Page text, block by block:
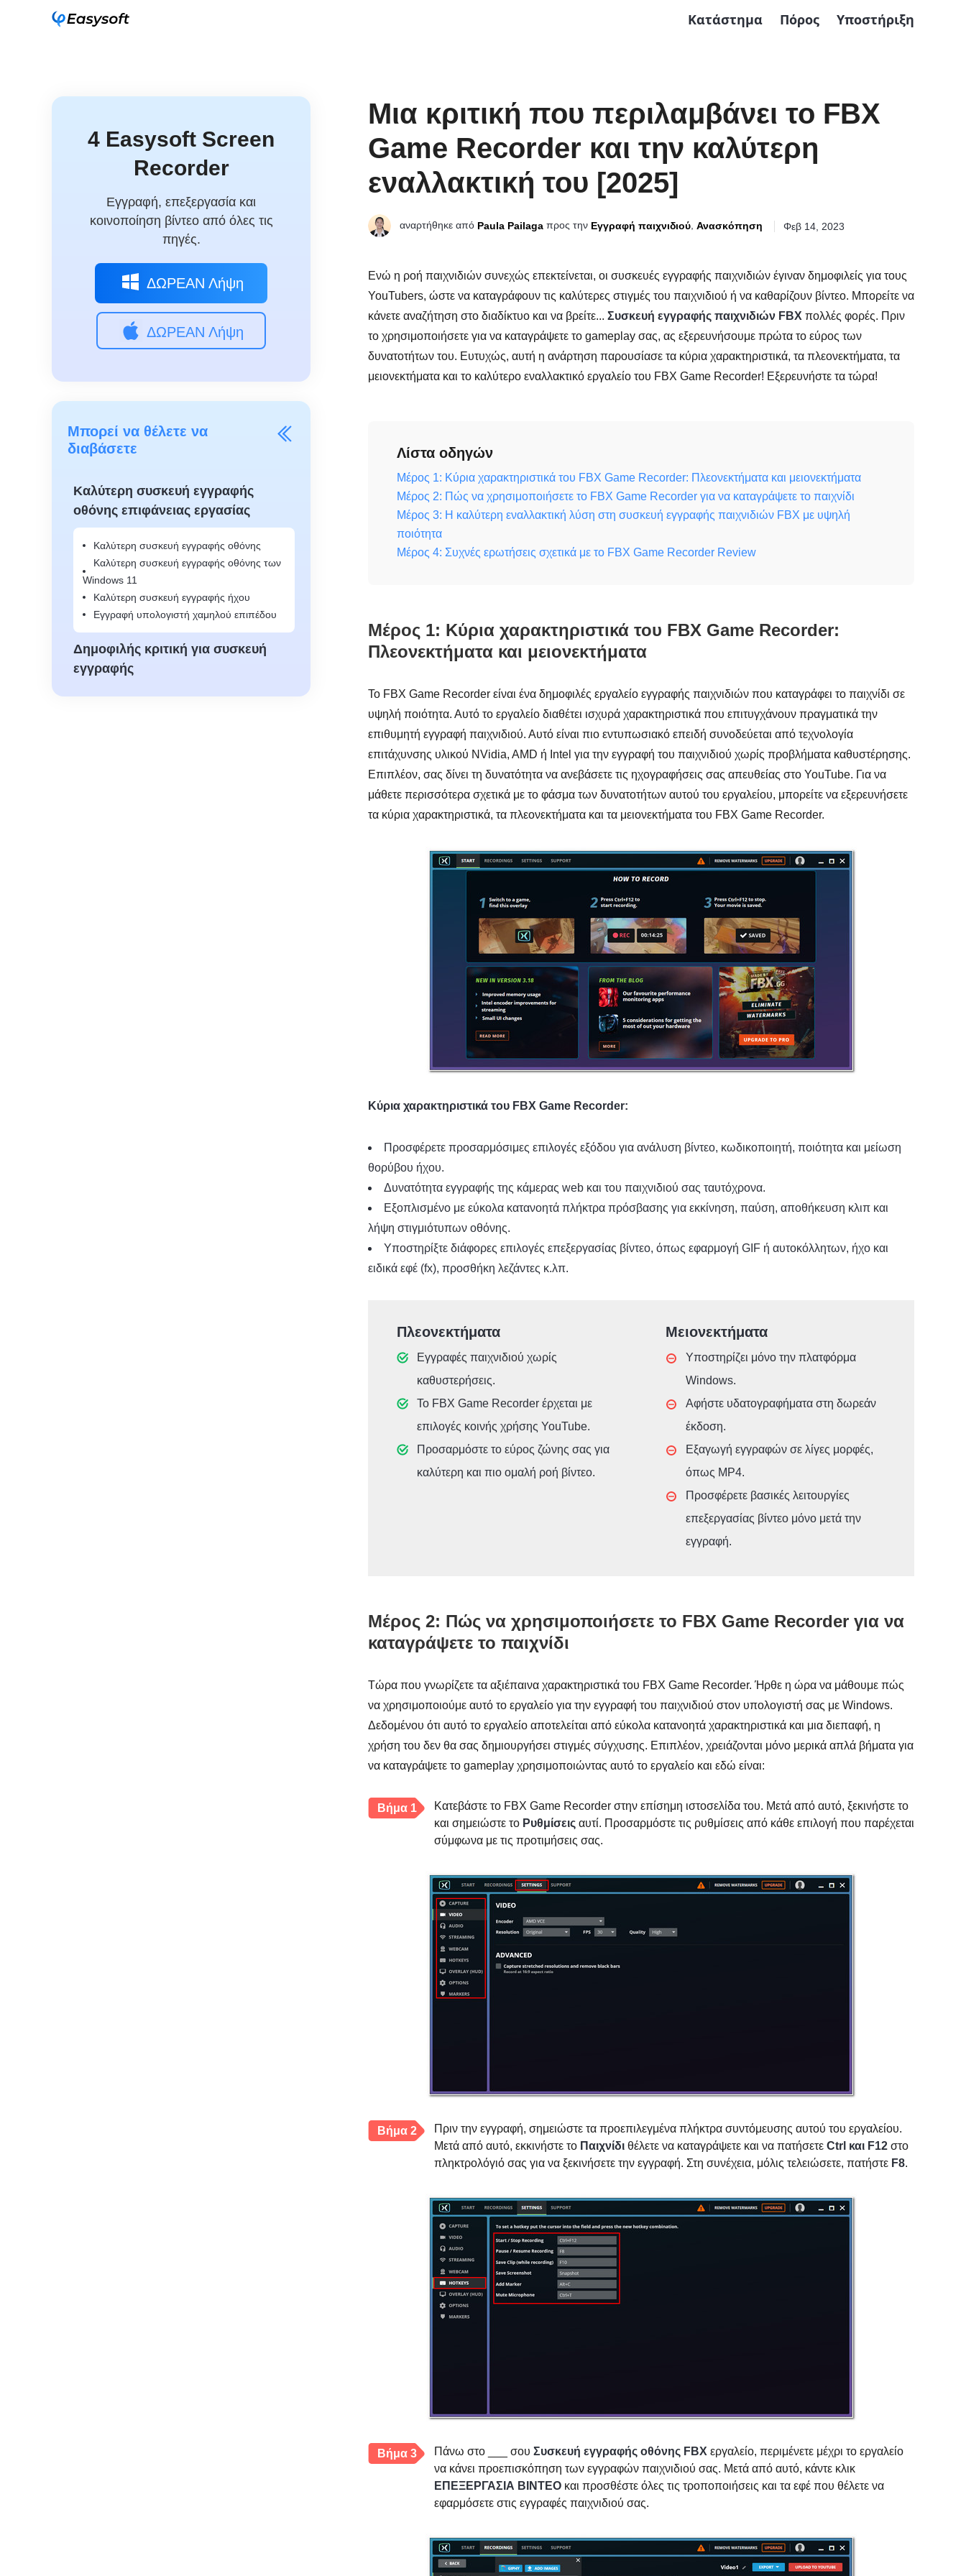
Κατάστημα Πόρος Υποστήριξη
4 Easysoft Screen
Recorder
Εγγραφή, επεξεργασία και
κοινοποίηση βίντεο από όλες τις
πηγές.
ΔΩΡΕΑΝ Λήψη
ΔΩΡΕΑΝ Λήψη
Μπορεί να θέλετε να
διαβάσετε
Καλύτερη συσκευή εγγραφής
οθόνης επιφάνειας εργασίας
Καλύτερη συσκευή εγγραφής οθόνης
Καλύτερη συσκευή εγγραφής οθόνης των
Windows 11
Καλύτερη συσκευή εγγραφής ήχου
Εγγραφή υπολογιστή χαμηλού επιπέδου
Δημοφιλής κριτική για συσκευή
εγγραφής
Μια κριτική που περιλαμβάνει το FBX
Game Recorder και την καλύτερη
εναλλακτική του [2025]
αναρτήθηκε από Paula Pailaga προς την Εγγραφή παιχνιδιού, Ανασκόπηση Φεβ 14, 2023
Ενώ η ροή παιχνιδιών συνεχώς επεκτείνεται, οι συσκευές εγγραφής παιχνιδιών έγιναν δημοφιλείς για τους
YouTubers, ώστε να καταγράφουν τις καλύτερες στιγμές του παιχνιδιού ή να καθαρίζουν βίντεο. Μπορείτε να
κάνετε αναζήτηση στο διαδίκτυο και να βρείτε... Συσκευή εγγραφής παιχνιδιών FBX πολλές φορές. Πριν
το χρησιμοποιήσετε για να καταγράψετε το gameplay σας, ας εξερευνήσουμε πρώτα το εύρος των
δυνατοτήτων του. Ευτυχώς, αυτή η ανάρτηση παρουσίασε τα κύρια χαρακτηριστικά, τα πλεονεκτήματα, τα
μειονεκτήματα και το καλύτερο εναλλακτικό εργαλείο του FBX Game Recorder! Εξερευνήστε τα τώρα!
Λίστα οδηγών
Μέρος 1: Κύρια χαρακτηριστικά του FBX Game Recorder: Πλεονεκτήματα και μειονεκτήματα
Μέρος 2: Πώς να χρησιμοποιήσετε το FBX Game Recorder για να καταγράψετε το παιχνίδι
Μέρος 3: Η καλύτερη εναλλακτική λύση στη συσκευή εγγραφής παιχνιδιών FBX με υψηλή
ποιότητα
Μέρος 4: Συχνές ερωτήσεις σχετικά με το FBX Game Recorder Review
Μέρος 1: Κύρια χαρακτηριστικά του FBX Game Recorder:
Πλεονεκτήματα και μειονεκτήματα
Το FBX Game Recorder είναι ένα δημοφιλές εργαλείο εγγραφής παιχνιδιών που καταγράφει το παιχνίδι σε
υψηλή ποιότητα. Αυτό το εργαλείο διαθέτει ισχυρά χαρακτηριστικά που επιτυγχάνουν πραγματικά την
επιθυμητή εγγραφή παιχνιδιού. Αυτό είναι πιο εντυπωσιακό επειδή συνοδεύεται από τεχνολογία
επιτάχυνσης υλικού NVidia, AMD ή Intel για την εγγραφή του παιχνιδιού χωρίς προβλήματα καθυστέρησης.
Επιπλέον, σας δίνει τη δυνατότητα να ανεβάσετε τις ηχογραφήσεις σας απευθείας στο YouTube. Για να
μάθετε περισσότερα σχετικά με το φάσμα των δυνατοτήτων αυτού του εργαλείου, μπορείτε να εξερευνήσετε
τα κύρια χαρακτηριστικά, τα πλεονεκτήματα και τα μειονεκτήματα του FBX Game Recorder.
Κύρια χαρακτηριστικά του FBX Game Recorder:
Προσφέρετε προσαρμόσιμες επιλογές εξόδου για ανάλυση βίντεο, κωδικοποιητή, ποιότητα και μείωση
θορύβου ήχου.
Δυνατότητα εγγραφής της κάμερας web και του παιχνιδιού σας ταυτόχρονα.
Εξοπλισμένο με εύκολα κατανοητά πλήκτρα πρόσβασης για εκκίνηση, παύση, αποθήκευση κλιπ και
λήψη στιγμιότυπων οθόνης.
Υποστηρίξτε διάφορες επιλογές επεξεργασίας βίντεο, όπως εφαρμογή GIF ή αυτοκόλλητων, ήχο και
ειδικά εφέ (fx), προσθήκη λεζάντες κ.λπ.
Πλεονεκτήματα
Εγγραφές παιχνιδιού χωρίς
καθυστερήσεις.
Το FBX Game Recorder έρχεται με
επιλογές κοινής χρήσης YouTube.
Προσαρμόστε το εύρος ζώνης σας για
καλύτερη και πιο ομαλή ροή βίντεο.
Μειονεκτήματα
Υποστηρίζει μόνο την πλατφόρμα
Windows.
Αφήστε υδατογραφήματα στη δωρεάν
έκδοση.
Εξαγωγή εγγραφών σε λίγες μορφές,
όπως MP4.
Προσφέρετε βασικές λειτουργίες
επεξεργασίας βίντεο μόνο μετά την
εγγραφή.
Μέρος 2: Πώς να χρησιμοποιήσετε το FBX Game Recorder για να
καταγράψετε το παιχνίδι
Τώρα που γνωρίζετε τα αξιέπαινα χαρακτηριστικά του FBX Game Recorder. Ήρθε η ώρα να μάθουμε πώς
να χρησιμοποιούμε αυτό το εργαλείο για την εγγραφή του παιχνιδιού στον υπολογιστή σας με Windows.
Δεδομένου ότι αυτό το εργαλείο αποτελείται από εύκολα κατανοητά χαρακτηριστικά και μια διεπαφή, η
χρήση του δεν θα σας δημιουργήσει στιγμές σύγχυσης. Επιπλέον, χρειάζονται μόνο μερικά απλά βήματα για
να καταγράψετε το gameplay χρησιμοποιώντας αυτό το εργαλείο και εδώ είναι:
Βήμα 1
Κατεβάστε το FBX Game Recorder στην επίσημη ιστοσελίδα του. Μετά από αυτό, ξεκινήστε το
και σημειώστε το Ρυθμίσεις αυτί. Προσαρμόστε τις ρυθμίσεις από κάθε επιλογή που παρέχεται
σύμφωνα με τις προτιμήσεις σας.
Βήμα 2
Πριν την εγγραφή, σημειώστε τα προεπιλεγμένα πλήκτρα συντόμευσης αυτού του εργαλείου.
Μετά από αυτό, εκκινήστε το Παιχνίδι θέλετε να καταγράψετε και να πατήσετε Ctrl και F12 στο
πληκτρολόγιό σας για να ξεκινήσετε την εγγραφή. Στη συνέχεια, μόλις τελειώσετε, πατήστε F8.
Βήμα 3 Πάνω στο ___ σου Συσκευή εγγραφής οθόνης FBX εργαλείο, περιμένετε μέχρι το εργαλείο
να κάνει προεπισκόπηση των εγγραφών παιχνιδιού σας. Μετά από αυτό, κάντε κλικ
ΕΠΕΞΕΡΓΑΣΙΑ ΒΙΝΤΕΟ και προσθέστε όλες τις τροποποιήσεις και τα εφέ που θέλετε να
εφαρμόσετε στις εγγραφές παιχνιδιού σας.